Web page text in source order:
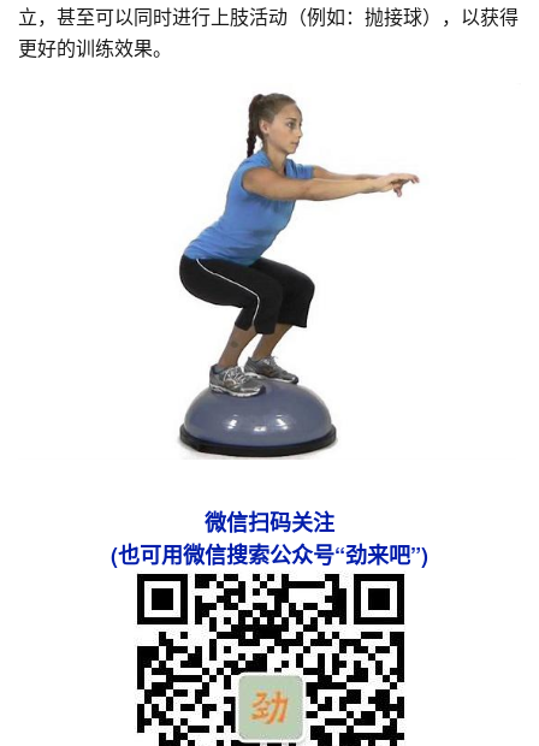
立，甚至可以同时进行上肢活动（例如：抛接球），以获得
更好的训练效果。
微信扫码关注
(也可用微信搜索公众号“劲来吧”)